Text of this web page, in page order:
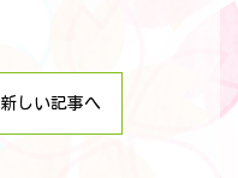
新しい記事へ